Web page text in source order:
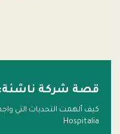
قصة شركة ناشئة: Hospitalia
كيف ألهمت التحديات التي
Hospitalia